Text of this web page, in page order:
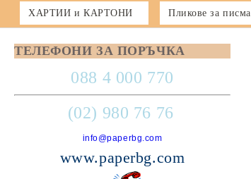
ХАРТИИ и КАРТОНИ Пликове за писма
ТЕЛЕФОНИ ЗА ПОРЪЧКА
088 4 000 770
(02) 980 76 76
info@paperbg.com
www.paperbg.com